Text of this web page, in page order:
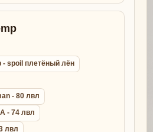
- spoil плетёный лён
- 80 лвл
- 74 лвл
лвл